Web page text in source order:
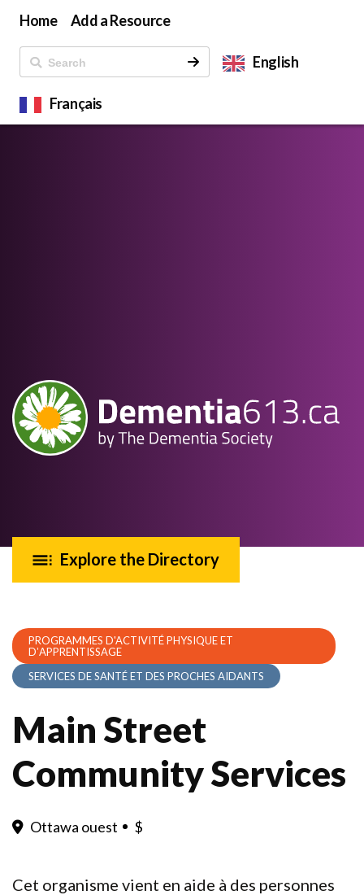
Home Add a Resource
English
Français
Explore the Directory
PROGRAMMES D'ACTIVITÉ PHYSIQUE ET
DʼAPPRENTISSAGE
SERVICES DE SANTÉ ET DES PROCHES AIDANTS
Main Street
Community Services
Ottawa ouest $
Cet organisme vient en aide à des personnes